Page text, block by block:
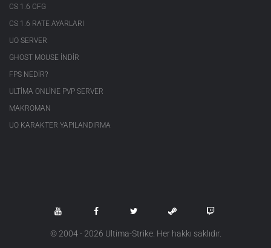
CS 1.6 CFG
CS 1.6 RATE AYARLARI
UO SERVER
GHOST MOUSE INDIR
FPS NEDIR?
ULTIMA ONLINE PVP SERVER
MAKROMAN
UO KARAKTER YAPILANDIRMA
© 2004 - 2026 Ultima-Strike. Her hakkı saklıdır.